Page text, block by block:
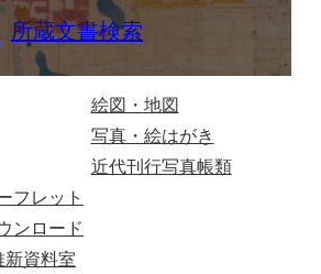
所蔵文書検索
絵図・地図
写真・絵はがき
近代刊行写真帳類
フレット
ンロード
新資料室